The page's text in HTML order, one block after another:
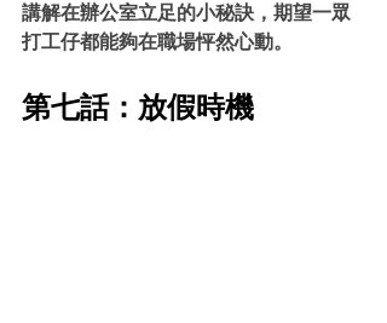
講解在辦公室立足的小秘訣，期望一眾
打工仔都能夠在職場怦然心動。
第七話：放假時機